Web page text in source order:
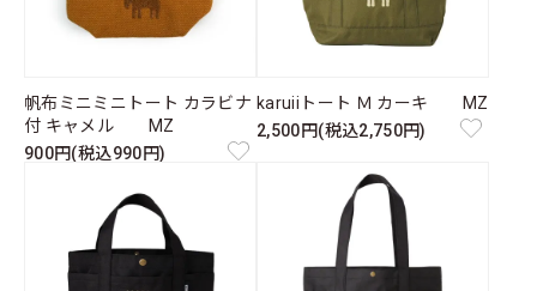
帆布ミニミニトート カラビナ
付 キャメル MZ
900円(税込990円)
karuiiトート Ｍ カーキ MZ
2,500円(税込2,750円)